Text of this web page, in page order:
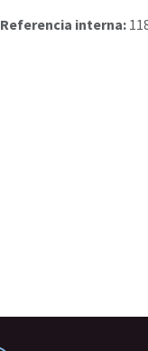
Referencia interna: